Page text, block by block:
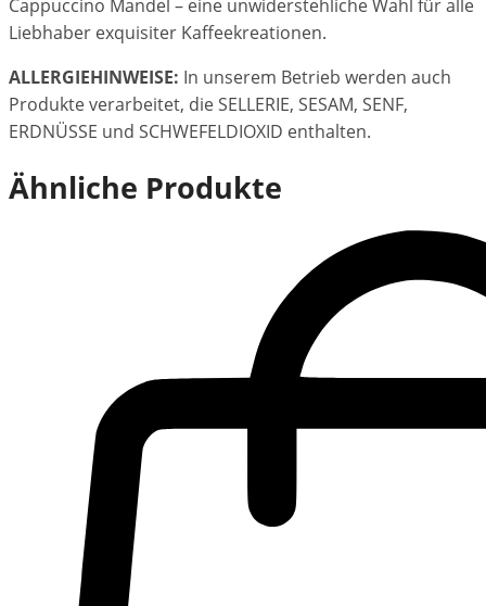
Cappuccino Mandel – eine unwiderstehliche Wahl für alle
Liebhaber exquisiter Kaffeekreationen.
ALLERGIEHINWEISE: In unserem Betrieb werden auch
Produkte verarbeitet, die SELLERIE, SESAM, SENF,
ERDNÜSSE und SCHWEFELDIOXID enthalten.
Ähnliche Produkte